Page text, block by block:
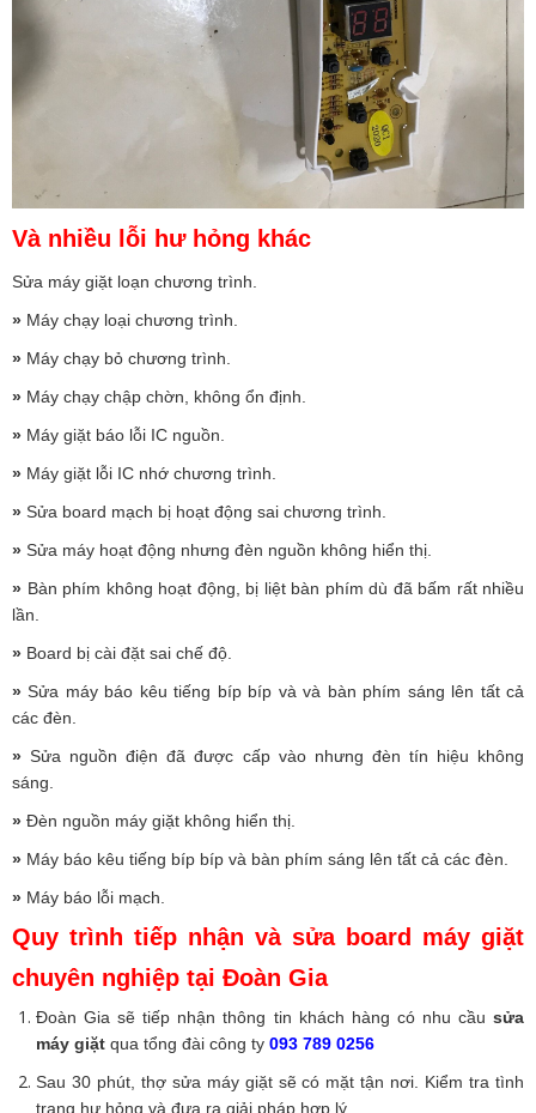
Và nhiều lỗi hư hỏng khác
Sửa máy giặt loạn chương trình.
» Máy chạy loại chương trình.
» Máy chạy bỏ chương trình.
» Máy chạy chập chờn, không ổn định.
» Máy giặt báo lỗi IC nguồn.
» Máy giặt lỗi IC nhớ chương trình.
» Sửa board mạch bị hoạt động sai chương trình.
» Sửa máy hoạt động nhưng đèn nguồn không hiển thị.
» Bàn phím không hoạt động, bị liệt bàn phím dù đã bấm rất nhiều
lần.
» Board bị cài đặt sai chế độ.
»Sửa máy báo kêu tiếng bíp bíp và và bàn phím sáng lên tất cả
các đèn.
»Sửa nguồn điện đã được cấp vào nhưng đèn tín hiệu không
sáng.
» Đèn nguồn máy giặt không hiển thị.
» Máy báo kêu tiếng bíp bíp và bàn phím sáng lên tất cả các đèn.
» Máy báo lỗi mạch.
Quy trình tiếp nhận và sửa board máy giặt
chuyên nghiệp tại Đoàn Gia
Đoàn Giasẽ tiếp nhận thông tin khách hàng có nhu cầusửa
máy giặt qua tổng đài công ty 093 789 0256
Sau 30 phút, thợ sửa máy giặt sẽ có mặt tận nơi. Kiểm tra tình
trạng hư hỏng và đưa ra giải pháp hợp lý.